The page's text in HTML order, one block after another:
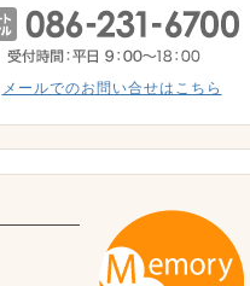
メールでのお問い合せはこちら